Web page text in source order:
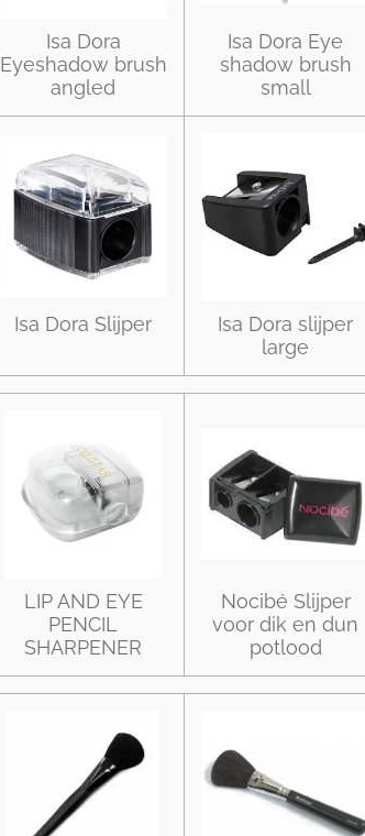
Isa Dora
Eyeshadow brush
angled
Isa Dora Eye
shadow brush
small
Isa Dora Slijper
Isa Dora slijper
large
LIP AND EYE
PENCIL
SHARPENER
Nocibé Slijper
voor dik en dun
potlood